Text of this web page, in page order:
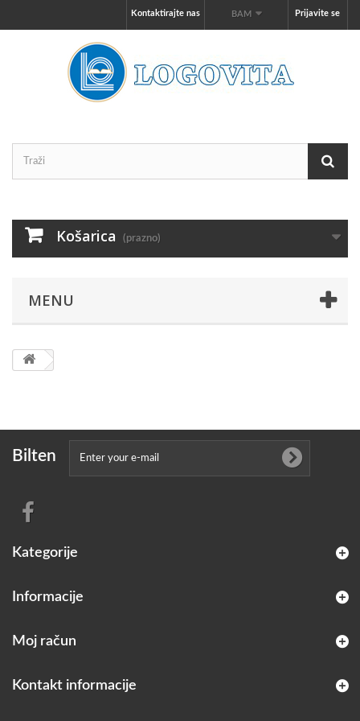
Prijavite se
BAM
Kontaktirajte nas
Košarica (prazno)
MENU
Bilten
Kategorije
Informacije
Moj račun
Kontakt informacije